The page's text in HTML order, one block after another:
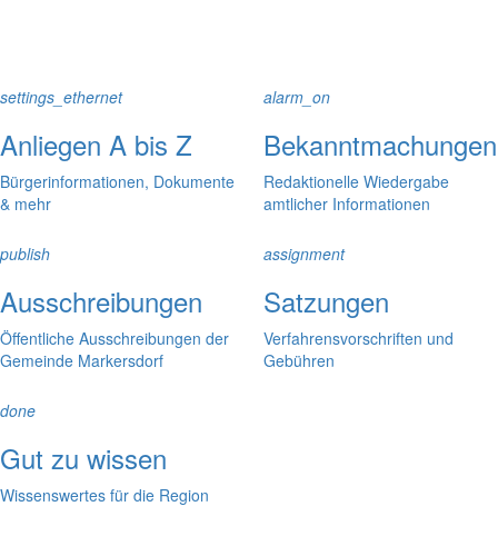
settings_ethernet
Anliegen A bis Z
Bürgerinformationen, Dokumente
& mehr
alarm_on
Bekanntmachungen
Redaktionelle Wiedergabe
amtlicher Informationen
publish
Ausschreibungen
Öffentliche Ausschreibungen der
Gemeinde Markersdorf
assignment
Satzungen
Verfahrensvorschriften und
Gebühren
done
Gut zu wissen
Wissenswertes für die Region